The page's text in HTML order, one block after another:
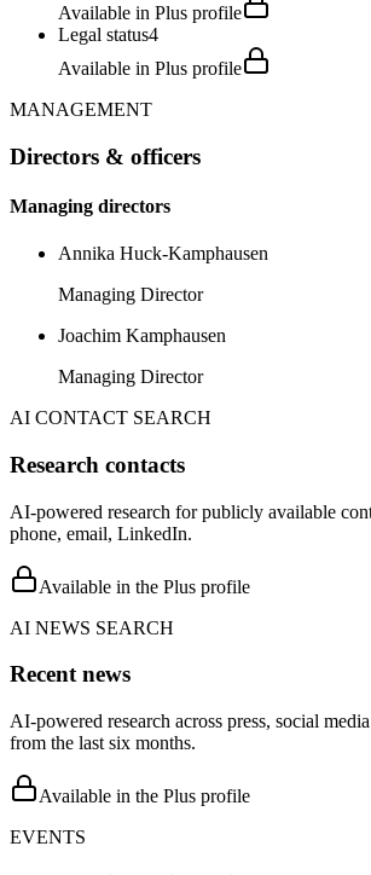
Available in Plus profile
Legal status4
Available in Plus profile
MANAGEMENT
Directors & officers
Managing directors
Annika Huck-Kamphausen
Managing Director
Joachim Kamphausen
Managing Director
AI CONTACT SEARCH
Research contacts
AI-powered research for publicly available
phone, email, LinkedIn.
Available in the Plus profile
AI NEWS SEARCH
Recent news
AI-powered research across press, social
from the last six months.
Available in the Plus profile
EVENTS